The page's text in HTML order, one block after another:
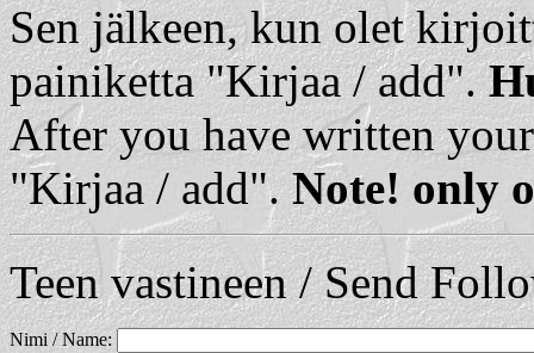
Sen jälkeen, kun olet
painiketta "Kirjaa / add".
After you have written
"Kirjaa / add".Note! only
Teen vastineen / Send
Nimi / Name: